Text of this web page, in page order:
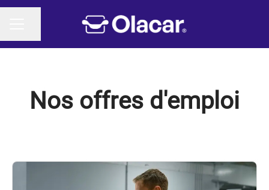
Partager la page
Nos offres d'emploi